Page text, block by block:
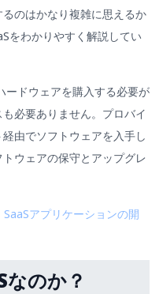
のはかなり複雑に思えるか
をわかりやすく解説してい
ードウェアを購入する必要が
必要ありません。プロバイ
由でソフトウェアを入手し
ウェアの保守とアップグレ
SaaSアプリケーションの開
のか？